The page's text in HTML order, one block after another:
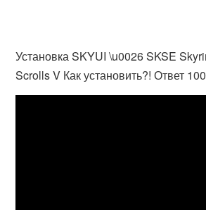
Установка SKYUI \u0026 SKSE
Scrolls V Как установить?! Ответ